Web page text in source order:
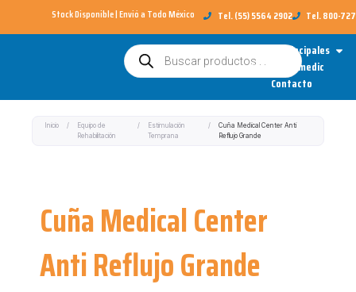
al
Stock Disponible | Envió a Todo México​ Tel. (55) 5564 2902 Tel. 800-
Búsqueda
de
productos
Categorías Principales
Sobre Redimedic
Contacto
Inicio /
Equipo de
Rehabilitación
/
Estimulación
Temprana
/
Cuña Medical Center Anti
Reflujo Grande
Cuña Medical Center
Anti Reflujo Grande